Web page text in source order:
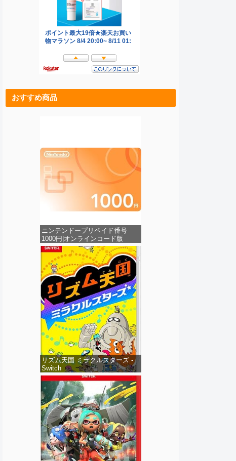
おすすめ商品
ニンテンドープリペイド番号
1000円|オンラインコード版
リズム天国 ミラクルスターズ -
Switch